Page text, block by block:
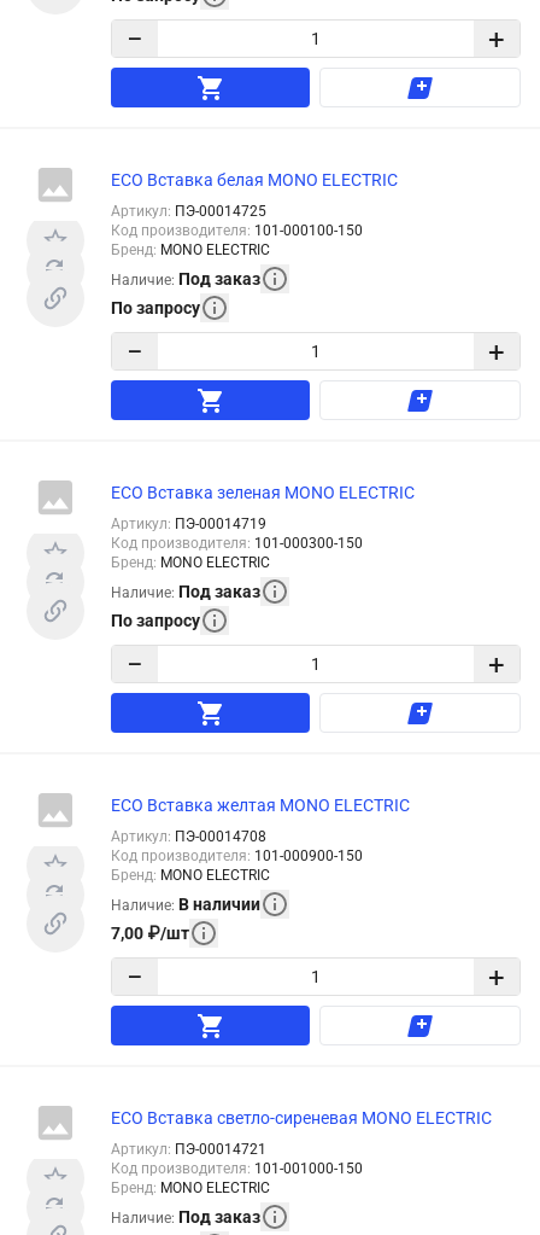
− +
ECO Вставка белая MONO ELECTRIC
Артикул: ПЭ-00014725
Код производителя: 101-000100-150
Бренд: MONO ELECTRIC
Наличие: Под заказ
По запросу
− +
ECO Вставка зеленая MONO ELECTRIC
Артикул: ПЭ-00014719
Код производителя: 101-000300-150
Бренд: MONO ELECTRIC
Наличие: Под заказ
По запросу
− +
ECO Вставка желтая MONO ELECTRIC
Артикул: ПЭ-00014708
Код производителя: 101-000900-150
Бренд: MONO ELECTRIC
Наличие: В наличии
7,00 ₽/шт
− +
ECO Вставка светло-сиреневая MONO ELECTRIC
Артикул: ПЭ-00014721
Код производителя: 101-001000-150
Бренд: MONO ELECTRIC
Наличие: Под заказ